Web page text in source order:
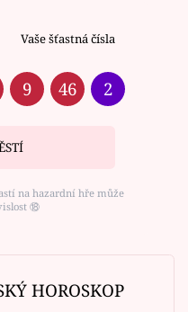
Vaše šťastná čísla
9 46 2
na hazardní hře může
⑱
HOROSKOP